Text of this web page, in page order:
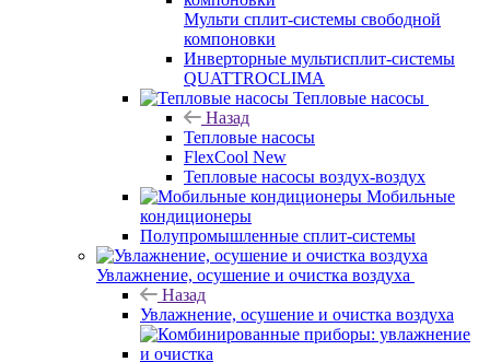
Мульти сплит-системы свободной
компоновки
Инверторные мультисплит-системы
QUATTROCLIMA
Тепловые насосы
Назад
Тепловые насосы
FlexCool New
Тепловые насосы воздух-воздух
Мобильные
кондиционеры
Полупромышленные сплит-системы
Увлажнение, осушение и очистка воздуха
Назад
Увлажнение, осушение и очистка воздуха